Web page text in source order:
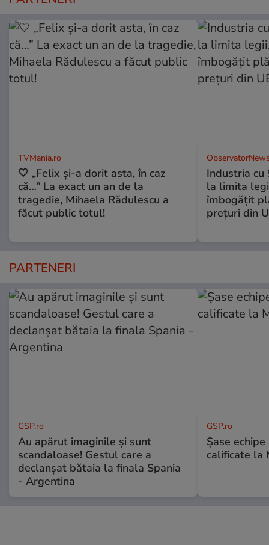
TVMania.ro
🤍 „Felix și-a dorit asta, în caz
că…” La exact un an de la
tragedie, Mihaela Rădulescu a
făcut public totul!
Industria
la limita
îmbogăţit
preţuri din
PARTENERI
GSP.ro
Au apărut imaginile și sunt
scandaloase! Gestul care a
declanșat bătaia la finala Spania
- Argentina
GSP.ro
Șase
calificate la